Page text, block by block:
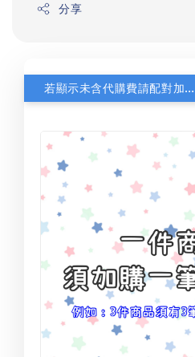
分享
若顯示未含代購費請配對加購(未加購視同無效訂單)